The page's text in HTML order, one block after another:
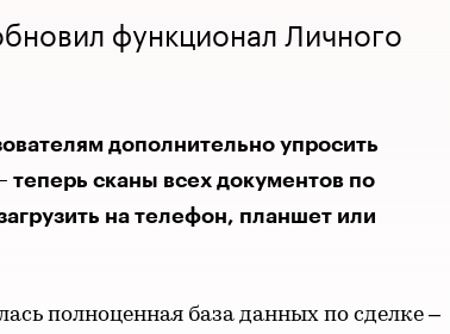
функционал Личного
дополнительно упросить
сканы всех документов по
на телефон, планшет или
полноценная база данных по сделке –